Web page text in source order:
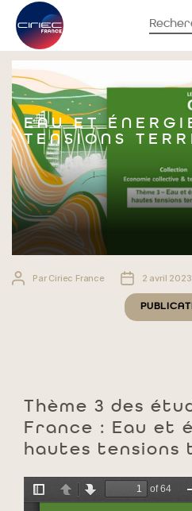
Accueil Publications
Eau et
territoriales
EAU ET
TENSIONS
Auteur
Par Ciriec France
Date
l’article
2 avril 2023
Thème 3 des
France : Eau et
hautes